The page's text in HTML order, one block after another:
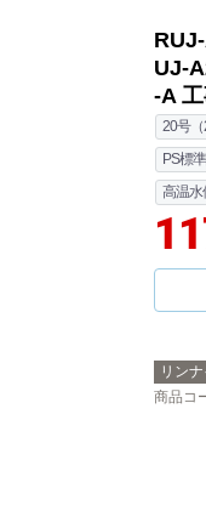
UJ-
-A
20号（
PS標
高温水
リンナ
商品コ